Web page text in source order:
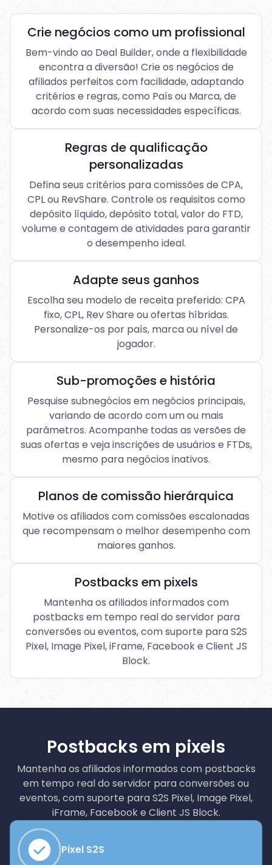
Crie negócios como um profissional
Bem-vindo ao Deal Builder, onde a flexibilidade
encontra a diversão! Crie os negócios de
afiliados perfeitos com facilidade, adaptando
critérios e regras, como País ou Marca, de
acordo com suas necessidades específicas.
Regras de qualificação
personalizadas
Defina seus critérios para comissões de CPA,
CPL ou RevShare. Controle os requisitos como
depósito líquido, depósito total, valor do FTD,
volume e contagem de atividades para garantir
o desempenho ideal.
Adapte seus ganhos
Escolha seu modelo de receita preferido: CPA
fixo, CPL, Rev Share ou ofertas híbridas.
Personalize-os por país, marca ou nível de
jogador.
Sub-promoções e história
Pesquise subnegócios em negócios principais,
variando de acordo com um ou mais
parâmetros. Acompanhe todas as versões de
suas ofertas e veja inscrições de usuários e FTDs,
mesmo para negócios inativos.
Planos de comissão hierárquica
Motive os afiliados com comissões escalonadas
que recompensam o melhor desempenho com
maiores ganhos.
Postbacks em pixels
Mantenha os afiliados informados com
postbacks em tempo real do servidor para
conversões ou eventos, com suporte para S2S
Pixel, Image Pixel, iFrame, Facebook e Client JS
Block.
Postbacks em pixels
Mantenha os afiliados informados com postbacks
em tempo real do servidor para conversões ou
eventos, com suporte para S2S Pixel, Image Pixel,
iFrame, Facebook e Client JS Block.
Pixel S2S